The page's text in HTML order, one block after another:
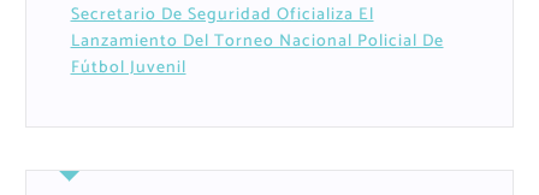
Secretario De Seguridad Oficializa El
Lanzamiento Del Torneo Nacional Policial De
Fútbol Juvenil